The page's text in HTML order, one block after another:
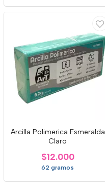
Arcilla Polimerica Esmeralda
Claro
$12.000
62 gramos